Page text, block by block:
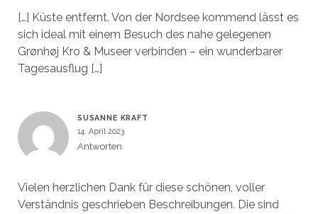
[…] Küste entfernt. Von der Nordsee kommend lässt es
sich ideal mit einem Besuch des nahe gelegenen
Grønhøj Kro & Museer verbinden – ein wunderbarer
Tagesausflug […]
SUSANNE KRAFT
14. April 2023
Antworten
Vielen herzlichen Dank für diese schönen, voller
Verständnis geschrieben Beschreibungen. Die sind